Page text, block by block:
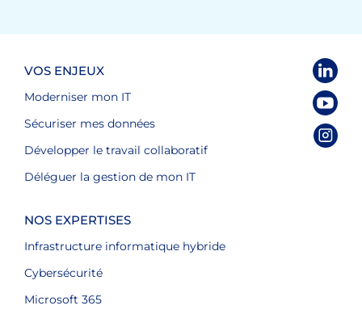
VOS ENJEUX
Moderniser mon IT
Sécuriser mes données
Développer le travail collaboratif
Déléguer la gestion de mon IT
NOS EXPERTISES
Infrastructure informatique hybride
Cybersécurité
Microsoft 365